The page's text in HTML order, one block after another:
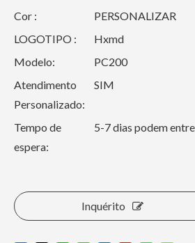
Cor :
PERSONALIZAR
LOGOTIPO :
Hxmd
Modelo:
PC200
Atendimento
Personalizado:
SIM
Tempo de
espera:
5-7 dias podem
Inquérito